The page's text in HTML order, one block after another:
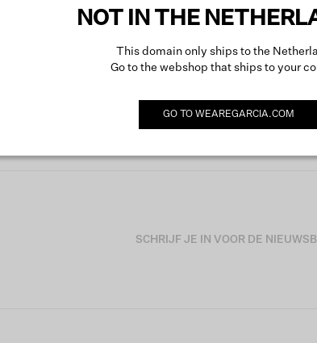
SCHRIJF JE IN VOOR DE
NOT IN THE
This domain only ships to the
Go to the webshop that ships to your
GO TO WEAREGARCIA.COM